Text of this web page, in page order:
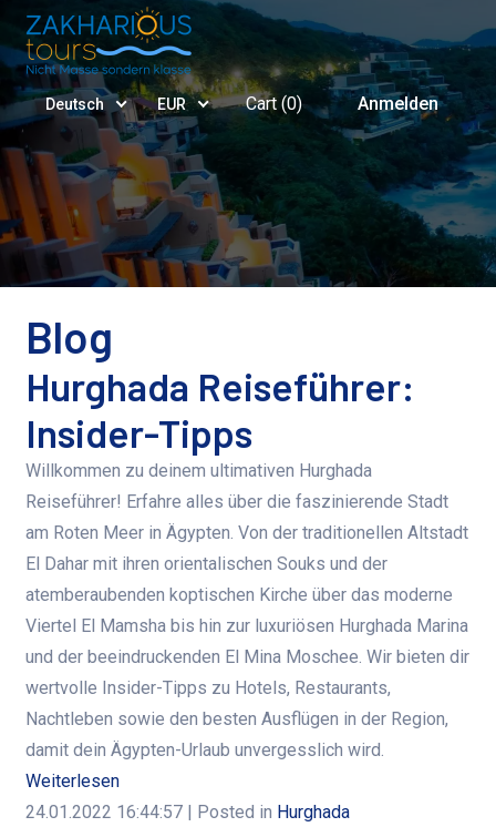
Deutsch EUR Cart (0) Anmelden
Blog
Hurghada Reiseführer:
Insider-Tipps
Willkommen zu deinem ultimativen Hurghada
Reiseführer! Erfahre alles über die faszinierende Stadt
am Roten Meer in Ägypten. Von der traditionellen Altstadt
El Dahar mit ihren orientalischen Souks und der
atemberaubenden koptischen Kirche über das moderne
Viertel El Mamsha bis hin zur luxuriösen Hurghada Marina
und der beeindruckenden El Mina Moschee. Wir bieten dir
wertvolle Insider-Tipps zu Hotels, Restaurants,
Nachtleben sowie den besten Ausflügen in der Region,
damit dein Ägypten-Urlaub unvergesslich wird.
Weiterlesen
24.01.2022 16:44:57 | Posted in Hurghada